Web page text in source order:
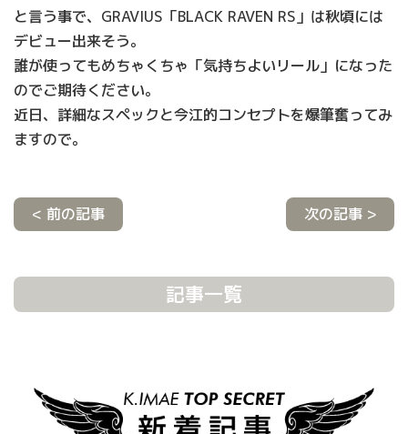
と言う事で、GRAVIUS「BLACK RAVEN RS」は秋頃には
デビュー出来そう。
誰が使ってもめちゃくちゃ「気持ちよいリール」になった
のでご期待ください。
近日、詳細なスペックと今江的コンセプトを爆筆奮ってみ
ますので。
< 前の記事 次の記事 >
記事一覧